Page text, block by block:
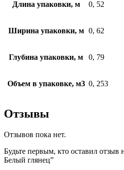
Длина упаковки, м 0, 52
Ширина упаковки, м 0, 62
Глубина упаковки, м 0, 79
Объем в упаковке, м3 0, 253
Отзывы
Отзывов пока нет.
Будьте первым, кто оставил
Белый глянец”